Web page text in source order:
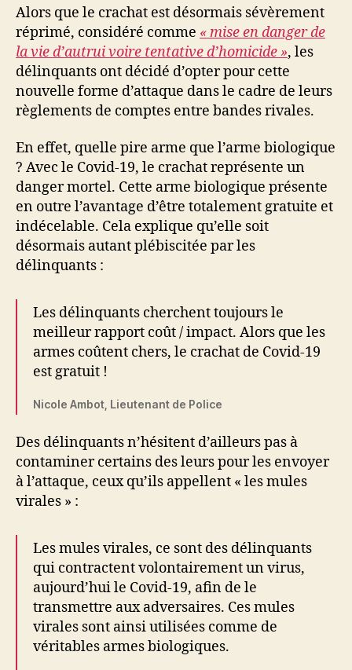
virales »
(« muvis »)
Alors que le crachat est désormais sévèrement
réprimé, considéré comme « mise en danger de
la vie d’autrui voire tentative d’homicide », les
délinquants ont décidé d’opter pour cette
nouvelle forme d’attaque dans le cadre de leurs
règlements de comptes entre bandes rivales.
En effet, quelle pire arme que l’arme biologique
? Avec le Covid-19, le crachat représente un
danger mortel. Cette arme biologique présente
en outre l’avantage d’être totalement gratuite et
indécelable. Cela explique qu’elle soit
désormais autant plébiscitée par les
délinquants :
Les délinquants cherchent toujours le
meilleur rapport coût / impact. Alors que les
armes coûtent chers, le crachat de Covid-19
est gratuit !
Nicole Ambot, Lieutenant de Police
Des délinquants n’hésitent d’ailleurs pas à
contaminer certains des leurs pour les envoyer
à l’attaque, ceux qu’ils appellent « les mules
virales » :
Les mules virales, ce sont des délinquants
qui contractent volontairement un virus,
aujourd’hui le Covid-19, afin de le
transmettre aux adversaires. Ces mules
virales sont ainsi utilisées comme de
véritables armes biologiques.